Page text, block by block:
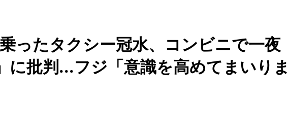
ったタクシー冠水、コンビニで一夜
に批判...フジ「意識を高めてまいりま